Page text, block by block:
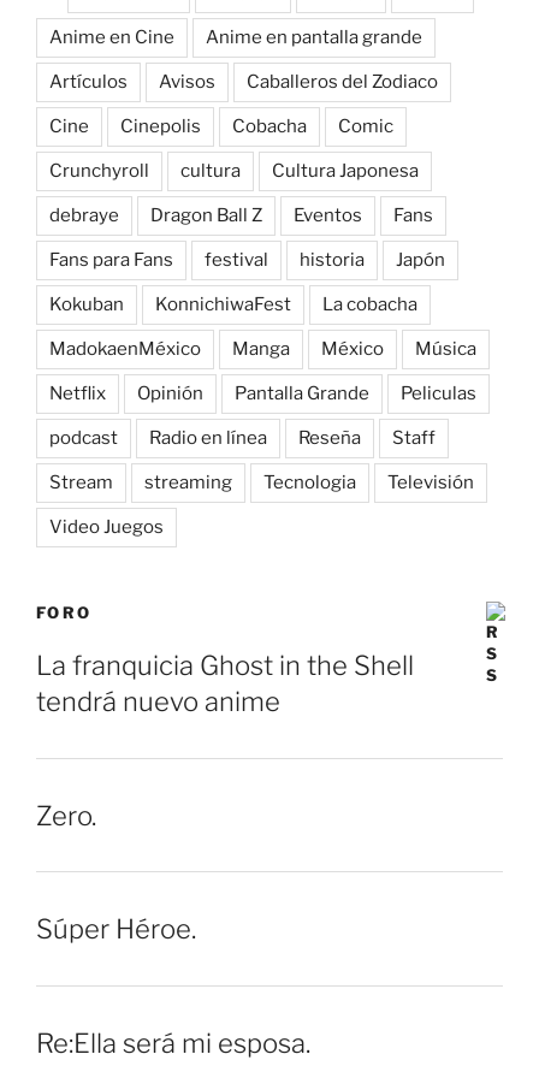
Anime en Cine Anime en pantalla grande
Artículos Avisos Caballeros del Zodiaco
Cine Cinepolis Cobacha Comic
Crunchyroll cultura Cultura Japonesa
debraye Dragon Ball Z Eventos Fans
Fans para Fans festival historia Japón
Kokuban KonnichiwaFest La cobacha
MadokaenMéxico Manga México Música
Netflix Opinión Pantalla Grande Peliculas
podcast Radio en línea Reseña Staff
Stream streaming Tecnologia Televisión
Video Juegos
FORO
La franquicia Ghost in the Shell
tendrá nuevo anime
Zero.
Súper Héroe.
Re:Ella será mi esposa.